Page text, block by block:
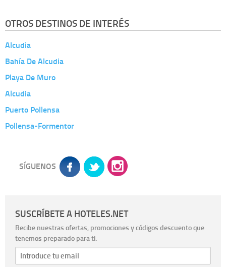
OTROS DESTINOS DE INTERÉS
Alcudia
Bahía De Alcudia
Playa De Muro
Alcudia
Puerto Pollensa
Pollensa-Formentor
SÍGUENOS
SUSCRÍBETE A HOTELES.NET
Recibe nuestras ofertas, promociones y códigos descuento que
tenemos preparado para ti.